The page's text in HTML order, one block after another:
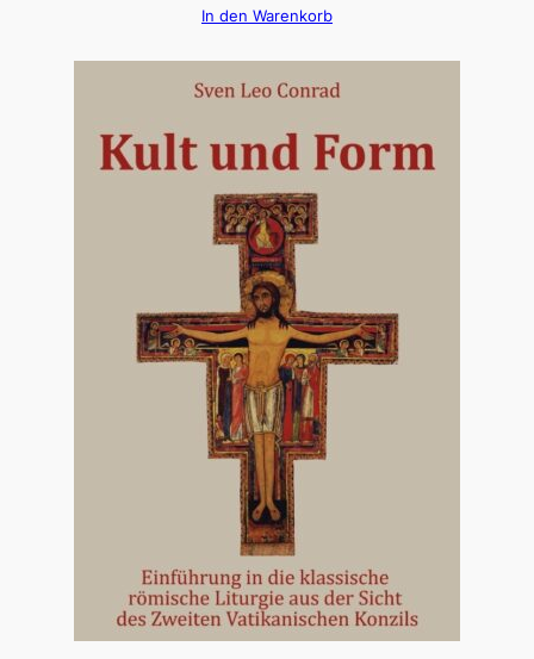
In den Warenkorb